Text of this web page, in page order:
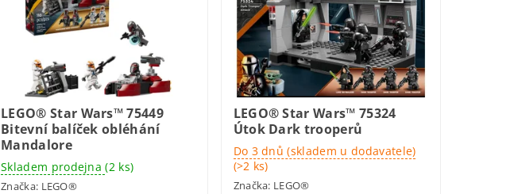
LEGO® Star Wars™ 75449
Bitevní balíček obléhání
Mandalore
Skladem prodejna(2 ks)
Značka: LEGO®
LEGO® Star Wars™ 75324
Útok Dark trooperů
Do 3 dnů (skladem u dodavatele)
(>2 ks)
Značka: LEGO®